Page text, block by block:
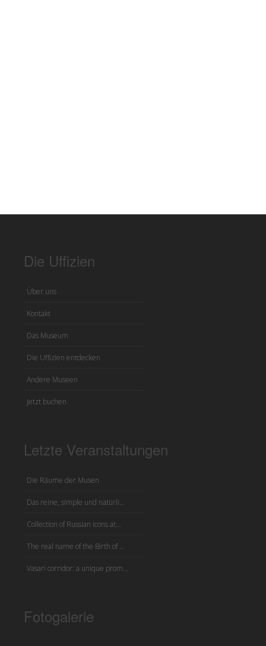
Die Uffizien
Über uns
Kontakt
Das Museum
Die Uffizien entdecken
Andere Museen
Jetzt buchen
Letzte Veranstaltungen
Die Räume der Musen
Das reine, simple und natürli...
Collection of Russian icons at...
The real name of the Birth of ...
Vasari corridor: a unique prom...
Fotogalerie